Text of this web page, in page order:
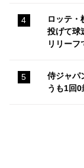
ロッテ・
投げて球
リリーフ
侍ジャパ
うも1回